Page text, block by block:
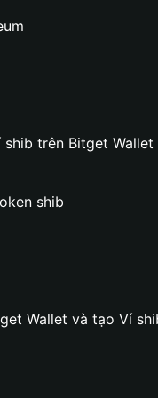
trên Bitget Wallet
shib
Wallet và tạo Ví